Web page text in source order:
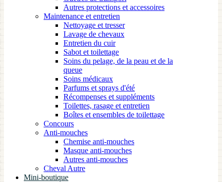
Autres protections et accessoires
Maintenance et entretien
Nettoyage et tresser
Lavage de chevaux
Entretien du cuir
Sabot et toilettage
Soins du pelage, de la peau et de la
queue
Soins médicaux
Parfums et sprays d'été
Récompenses et suppléments
Toilettes, rasage et entretien
Boîtes et ensembles de toilettage
Concours
Anti-mouches
Chemise anti-mouches
Masque anti-mouches
Autres anti-mouches
Cheval Autre
Mini-boutique